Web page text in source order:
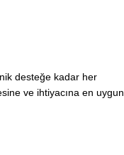
desteğe kadar her
ve ihtiyacına en uygun